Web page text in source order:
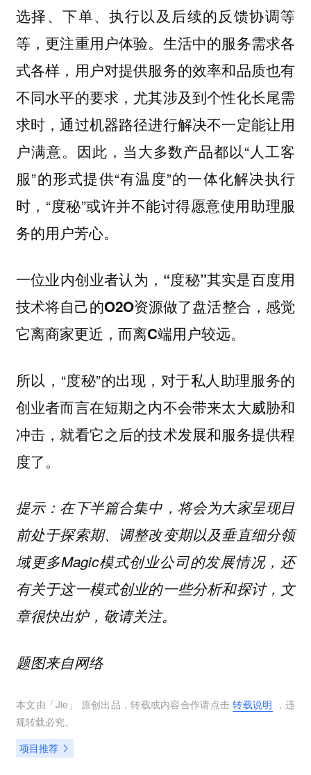
选择、下单、执行以及后续的反馈协调等
等，更注重用户体验。生活中的服务需求各
式各样，用户对提供服务的效率和品质也有
不同水平的要求，尤其涉及到个性化长尾需
求时，通过机器路径进行解决不一定能让用
户满意。因此，当大多数产品都以“人工客
服”的形式提供“有温度”的一体化解决执行
时，“度秘”或许并不能讨得愿意使用助理服
务的用户芳心。
一位业内创业者认为，“度秘”其实是百度用
技术将自己的O2O资源做了盘活整合，感觉
它离商家更近，而离C端用户较远。
所以，“度秘”的出现，对于私人助理服务的
创业者而言在短期之内不会带来太大威胁和
冲击，就看它之后的技术发展和服务提供程
度了。
提示：在下半篇合集中，将会为大家呈现目
前处于探索期、调整改变期以及垂直细分领
域更多Magic模式创业公司的发展情况，还
有关于这一模式创业的一些分析和探讨，文
章很快出炉，敬请关注。
题图来自网络
本文由「Jie 」 原创出品，转载或内容合作请点击转载说明 ，违
规转载必究。
项目推荐